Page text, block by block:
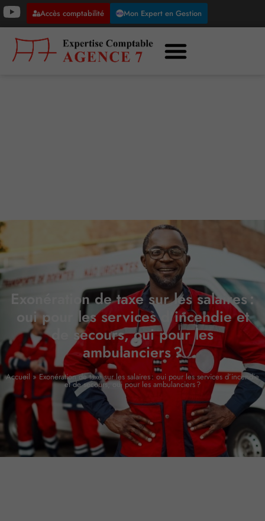
Accès comptabilité Mon Expert en Gestion
Exonération de taxe sur les salaires :
oui pour les services d’incendie et
de secours, oui pour les
ambulanciers ?
Accueil »Exonération de taxe sur les salaires : oui pour les services d’incendie
et de secours, oui pour les ambulanciers ?